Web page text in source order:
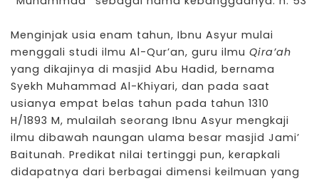
Menginjak usia enam tahun, Ibnu Asyur mulai
menggali studi ilmu Al-Qur’an, guru ilmu Qira’ah
yang dikajinya di masjid Abu Hadid, bernama
Syekh Muhammad Al-Khiyari, dan pada saat
usianya empat belas tahun pada tahun 1310
H/1893 M, mulailah seorang Ibnu Asyur mengkaji
ilmu dibawah naungan ulama besar masjid Jami’
Baitunah. Predikat nilai tertinggi pun, kerapkali
didapatnya dari berbagai dimensi keilmuan yang